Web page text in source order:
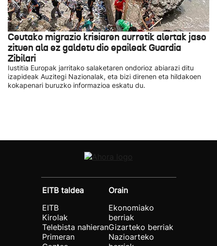
Ceutako migrazio krisiaren aurretik alertak jaso
zituen ala ez galdetu dio epaileak Guardia
Zibilari
Iustitia Europak jarritako salaketaren ondorioz abiarazi ditu
izapideak Auzitegi Nazionalak, eta bizi direnen eta hildakoen
kokapenari buruzko informazioa eskatu du.
EITB taldea
EITB
Kirolak
Telebista nahieran
Primeran
Orain
Ekonomiako
berriak
Gizarteko berriak
Nazioarteko